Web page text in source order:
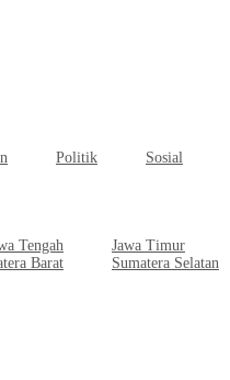
Politik Sosial
Tengah Jawa Timur
Barat Sumatera Selatan